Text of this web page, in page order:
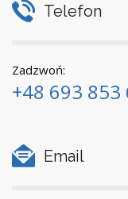
Telefon
Zadzwoń:
+48 693 853
Email